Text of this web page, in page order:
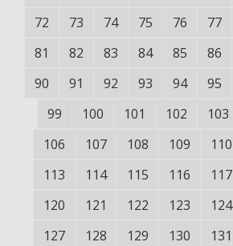
72
73 74 75 76 77
81
82 83 84 85 86
90
91 92 93 94 95
99
100 101 102 103
106
107 108 109 110
113
114 115 116 117
120
121 122 123 124
127
128 129 130 131